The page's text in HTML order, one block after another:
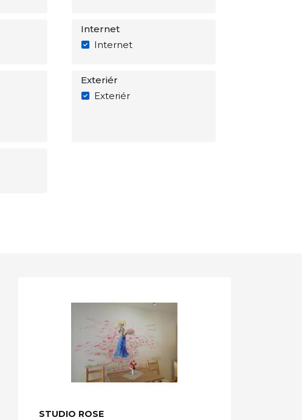
Internet
Internet
Exteriér
Exteriér
STUDIO ROSE